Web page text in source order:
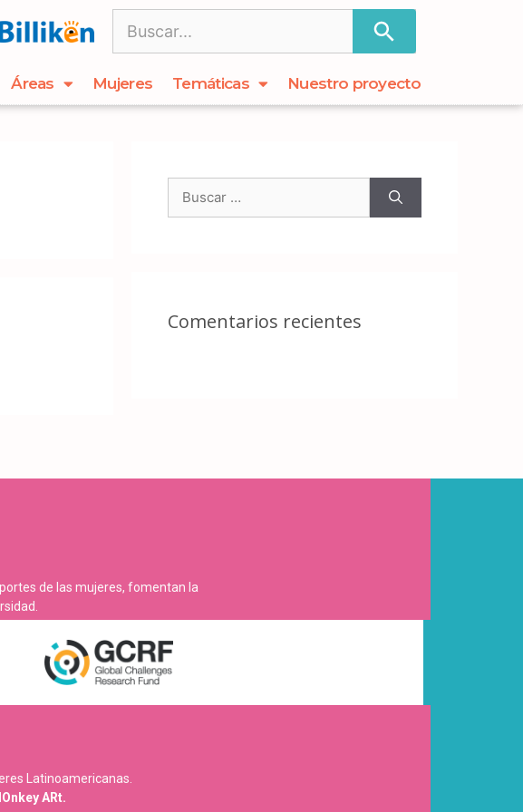
Áreas Mujeres Temáticas Nuestro proyecto
Comentarios recientes
de las mujeres, fomentan la
Latinoamericanas.
ARt.